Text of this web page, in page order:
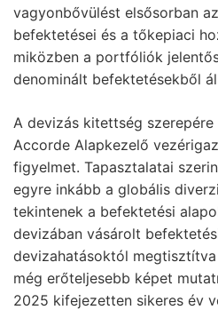
vagyonbővülést elsősorban
befektetései és a tőkepiaci
miközben a portfóliók
denominált befektetésekből
A devizás kitettség
Accorde Alapkezelő
figyelmet. Tapasztalatai
egyre inkább a globális
tekintenek a befektetési
devizában vásárolt
devizahatásoktól
még erőteljesebb képet
2025 kifejezetten sikeres év